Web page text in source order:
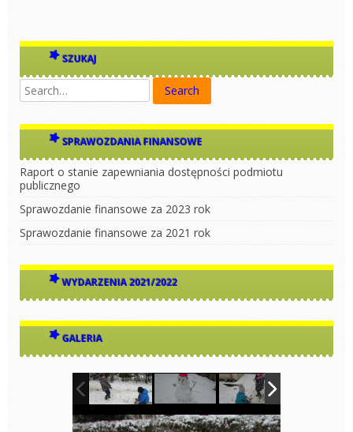
SZUKAJ
SPRAWOZDANIA FINANSOWE
Raport o stanie zapewniania dostępności podmiotu
publicznego
Sprawozdanie finansowe za 2023 rok
Sprawozdanie finansowe za 2021 rok
WYDARZENIA 2021/2022
GALERIA